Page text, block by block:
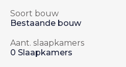
Soort bouw
Bestaande bouw
Aant. slaapkamers
0 Slaapkamers